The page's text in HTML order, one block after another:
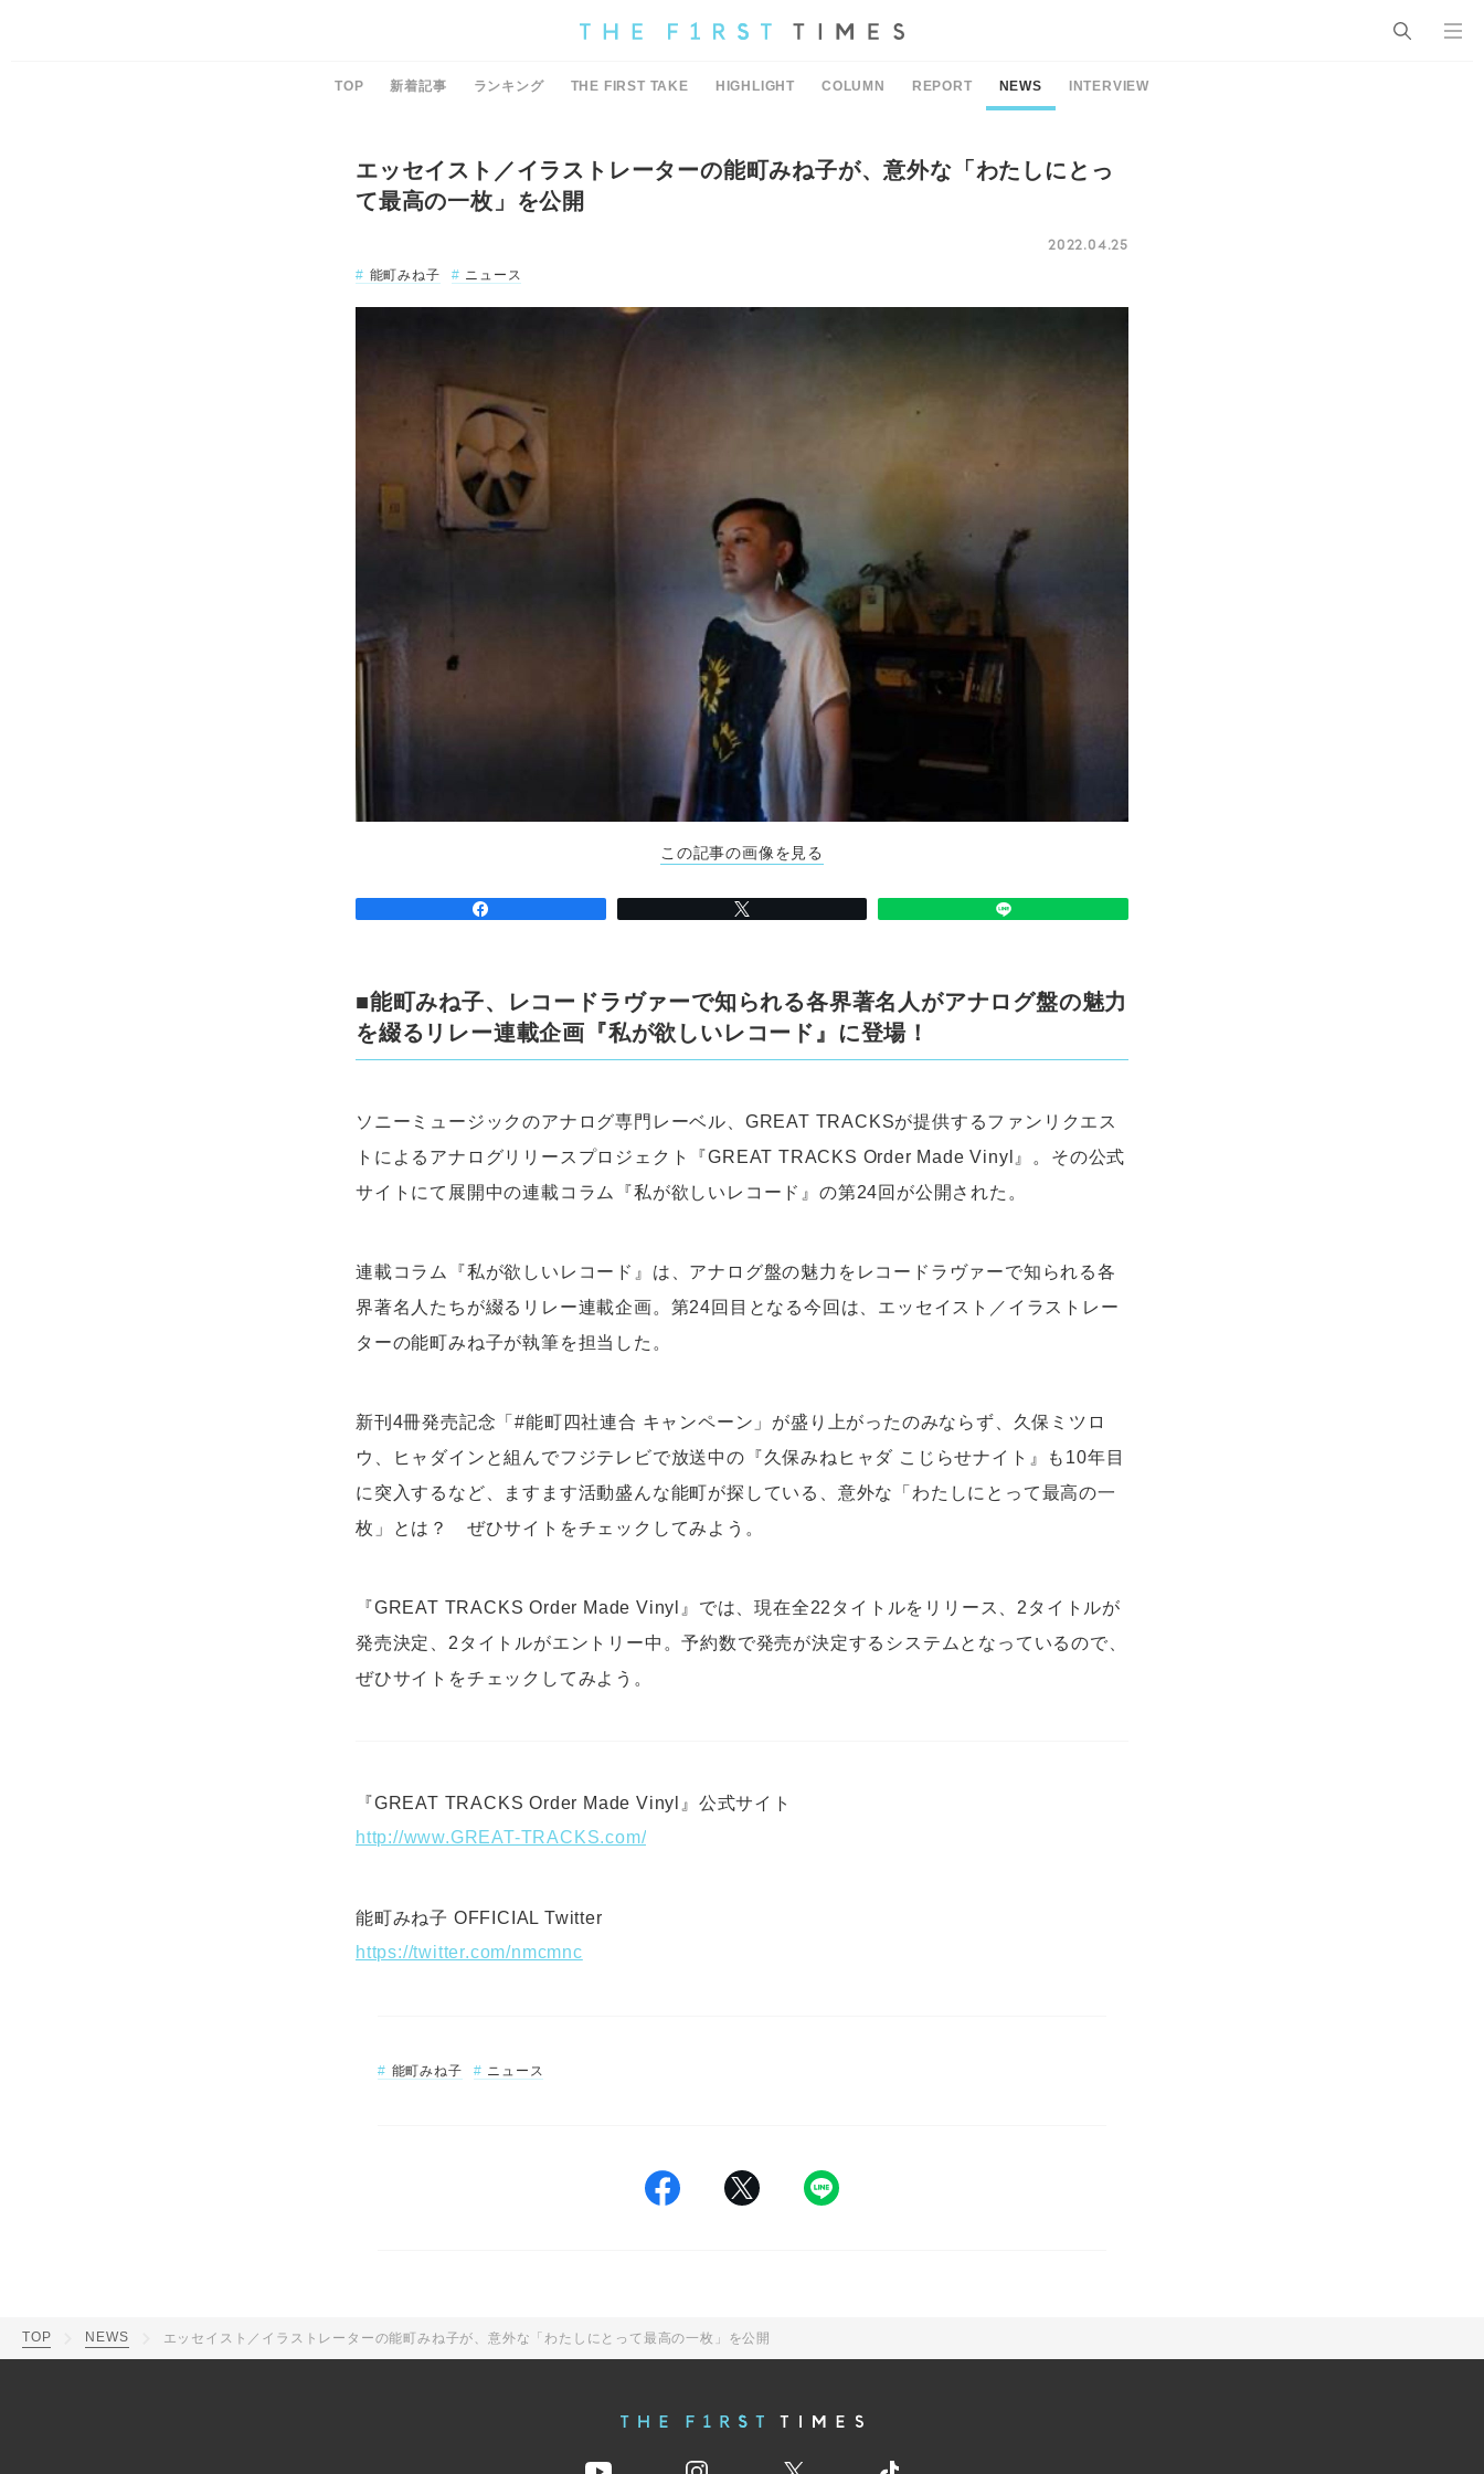
TOP 新着記事 ランキング THE FIRST TAKE HIGHLIGHT COLUMN REPORT NEWS INTERVIEW
エッセイスト／イラストレーターの能町みね子が、意外な「わたしにとっ
て最高の一枚」を公開
2022.04.25
能町みね子
ニュース
この記事の画像を見る
■能町みね子、レコードラヴァーで知られる各界著名人がアナログ盤の魅力
を綴るリレー連載企画『私が欲しいレコード』に登場！
ソニーミュージックのアナログ専門レーベル、GREAT TRACKSが提供するファンリクエス
トによるアナログリリースプロジェクト『GREAT TRACKS Order Made Vinyl』。その公式
サイトにて展開中の連載コラム『私が欲しいレコード』の第24回が公開された。
連載コラム『私が欲しいレコード』は、アナログ盤の魅力をレコードラヴァーで知られる各
界著名人たちが綴るリレー連載企画。第24回目となる今回は、エッセイスト／イラストレー
ターの能町みね子が執筆を担当した。
新刊4冊発売記念「#能町四社連合 キャンペーン」が盛り上がったのみならず、久保ミツロ
ウ、ヒャダインと組んでフジテレビで放送中の『久保みねヒャダ こじらせナイト』も10年目
に突入するなど、ますます活動盛んな能町が探している、意外な「わたしにとって最高の一
枚」とは？ ぜひサイトをチェックしてみよう。
『GREAT TRACKS Order Made Vinyl』では、現在全22タイトルをリリース、2タイトルが
発売決定、2タイトルがエントリー中。予約数で発売が決定するシステムとなっているので、
ぜひサイトをチェックしてみよう。
『GREAT TRACKS Order Made Vinyl』公式サイト
http://www.GREAT-TRACKS.com/
能町みね子 OFFICIAL Twitter
https://twitter.com/nmcmnc
能町みね子 ニュース
TOP NEWS エッセイスト／イラストレーターの能町みね子が、意外な「わたしにとって最高の一枚」を公開